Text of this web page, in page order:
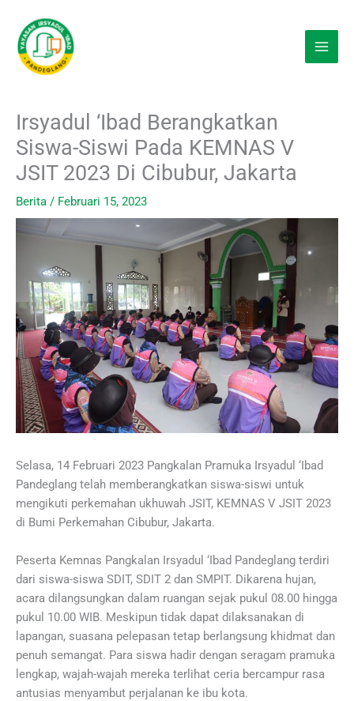
konten
Irsyadul ‘Ibad Berangkatkan
Siswa-Siswi Pada KEMNAS V
JSIT 2023 Di Cibubur, Jakarta
Berita / Februari 15, 2023
Selasa, 14 Februari 2023 Pangkalan Pramuka Irsyadul ‘Ibad
Pandeglang telah memberangkatkan siswa-siswi untuk
mengikuti perkemahan ukhuwah JSIT, KEMNAS V JSIT 2023
di Bumi Perkemahan Cibubur, Jakarta.
Peserta Kemnas Pangkalan Irsyadul ‘Ibad Pandeglang terdiri
dari siswa-siswa SDIT, SDIT 2 dan SMPIT. Dikarena hujan,
acara dilangsungkan dalam ruangan sejak pukul 08.00 hingga
pukul 10.00 WIB. Meskipun tidak dapat dilaksanakan di
lapangan, suasana pelepasan tetap berlangsung khidmat dan
penuh semangat. Para siswa hadir dengan seragam pramuka
lengkap, wajah-wajah mereka terlihat ceria bercampur rasa
antusias menyambut perjalanan ke ibu kota.